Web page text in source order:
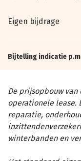
Eigen bijdrage
Bijtelling indicatie
De prijsopbouw
operationele lease.
reparatie,
winterbanden en